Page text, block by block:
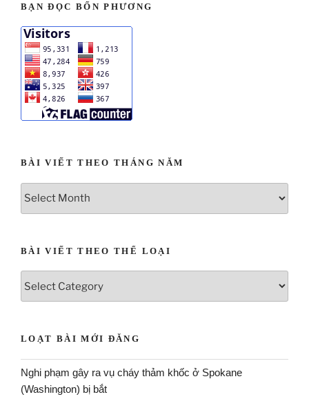
BẠN ĐỌC BỐN PHƯƠNG
BÀI VIẾT THEO THÁNG NĂM
BÀI VIẾT THEO THỂ LOẠI
LOẠT BÀI MỚI ĐĂNG
Nghi phạm gây ra vụ cháy thảm khốc ở Spokane
(Washington) bị bắt